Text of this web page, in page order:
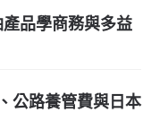
品學商務與多益
公路養管費與日本